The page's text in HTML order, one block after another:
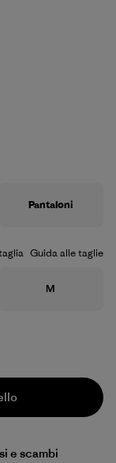
Pantaloni
Guida alle taglie
Taglia
M
e scambi